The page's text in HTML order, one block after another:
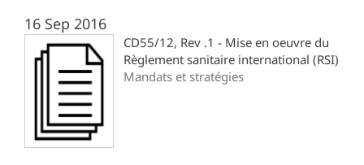
16 Sep 2016
CD55/12, Rev .1 - Mise en oeuvre du
Règlement sanitaire international (RSI)
Mandats et stratégies